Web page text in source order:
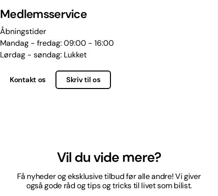
Medlemsservice
Åbningstider
Mandag - fredag: 09:00 - 16:00
Lørdag - søndag: Lukket
Kontakt os Skriv til os
Vil du vide mere?
Få nyheder og eksklusive tilbud før alle andre! Vi giver
også gode råd og tips og tricks til livet som bilist.